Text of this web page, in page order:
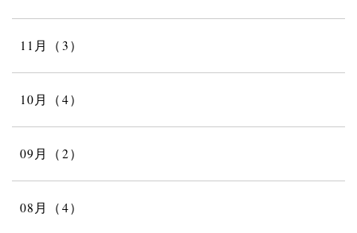
11月（3）
10月（4）
09月（2）
08月（4）